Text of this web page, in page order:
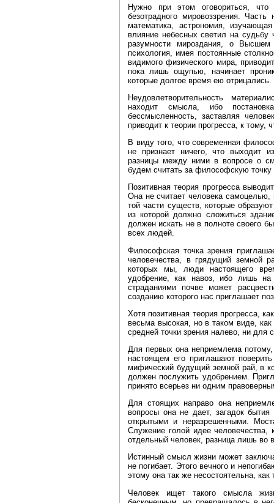
Нужно при этом оговориться,
безотрадного мировоззрения.
математика, астрономия,
влияние небесных светил на судьбу
разумности мироздания, о Высшем
психология, имея постоянные
видимого физического мира,
пока лишь ощупью, начинает
которые долгое время ею отрицались.
Неудовлетворительность
находит смысла, ибо
бессмысленность, заставляя
приводит к теории прогресса, к тому,
В виду того, что современная
не признает ничего, что выходит
разницы между ними в вопросе о
будем считать за философскую точку
Позитивная теория прогресса
Она не считает человека
той части существ, которые
из которой должно сложиться
должен искать не в полноте своего
всех людей.
Философская точка зрения
человечества, в грядущий земной
которых мы, люди настоящего
удобрение, как навоз, ибо лишь
страданиями почве может
созданию которого нас приглашает
Хотя позитивная теория прогресса,
весьма высокая, но в таком виде,
средней точки зрения налево, ни для
Для первых она неприемлема
настоящем его приглашают
мифический будущий земной рай, в
должен послужить удобрением.
принято всерьез ни одним
Для стоящих направо она
вопросы она не дает, загадок
открытыми и неразрешенными.
Служение голой идее человечества,
отдельный человек, разница лишь
Истинный смысл жизни может
не погибает. Этого вечного и
этому она так же несостоятельна,
Человек ищет такого смысла